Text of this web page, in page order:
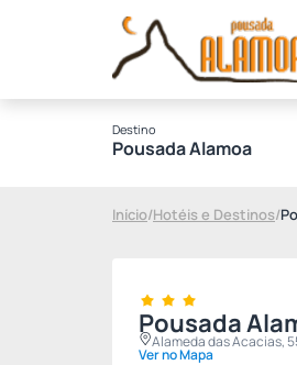
Destino
Pousada Alamoa
Início/Hotéis e Destinos/
Pousada
Alameda das Acacias,
Ver no Mapa